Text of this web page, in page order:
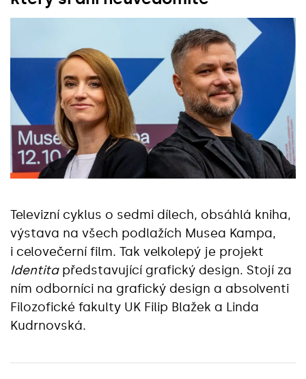
Televizní cyklus o sedmi dílech, obsáhlá kniha,
výstava na všech podlažích Musea Kampa,
i celovečerní film. Tak velkolepý je projekt
Identitapředstavující grafický design. Stojí za
ním odborníci na grafický design a absolventi
Filozofické fakulty UK Filip Blažek a Linda
Kudrnovská.